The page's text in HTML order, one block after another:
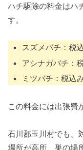
ハチ駆除の料金はハ
す。
スズメバチ：税
アシナガバチ：
ミツバチ：税込
この料金には出張費
石川郡玉川村でも、
場所が高所、巣の場